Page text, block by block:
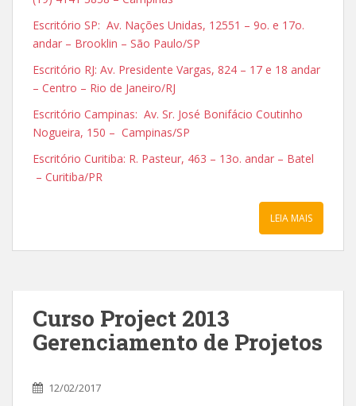
Escritório SP: Av. Nações Unidas, 12551 – 9o. e 17o.
andar – Brooklin – São Paulo/SP
Escritório RJ: Av. Presidente Vargas, 824 – 17 e 18 andar
– Centro – Rio de Janeiro/RJ
Escritório Campinas: Av. Sr. José Bonifácio Coutinho
Nogueira, 150 – Campinas/SP
Escritório Curitiba: R. Pasteur, 463 – 13o. andar – Batel
– Curitiba/PR
LEIA MAIS
Curso Project 2013
Gerenciamento de Projetos
12/02/2017